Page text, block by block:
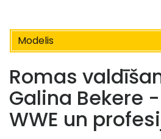
Modelis
Romas
Galina Bekere
WWE un